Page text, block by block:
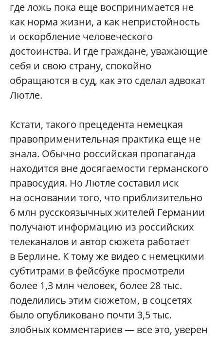
где ложь пока еще воспринимается не
как норма жизни, а как непристойность
и оскорбление человеческого
достоинства. И где граждане, уважающие
себя и свою страну, спокойно
обращаются в суд, как это сделал адвокат
Лютле.
Кстати, такого прецедента немецкая
правоприменительная практика еще не
знала. Обычно российская пропаганда
находится вне досягаемости германского
правосудия. Но Лютле составил иск
на основании того, что приблизительно
6 млн русскоязычных жителей Германии
получают информацию из российских
телеканалов и автор сюжета работает
в Берлине. К тому же видео с немецкими
субтитрами в фейсбуке просмотрели
более 1,3 млн человек, более 28 тыс.
поделились этим сюжетом, в соцсетях
было опубликовано почти 3,5 тыс.
злобных комментариев — все это, уверен